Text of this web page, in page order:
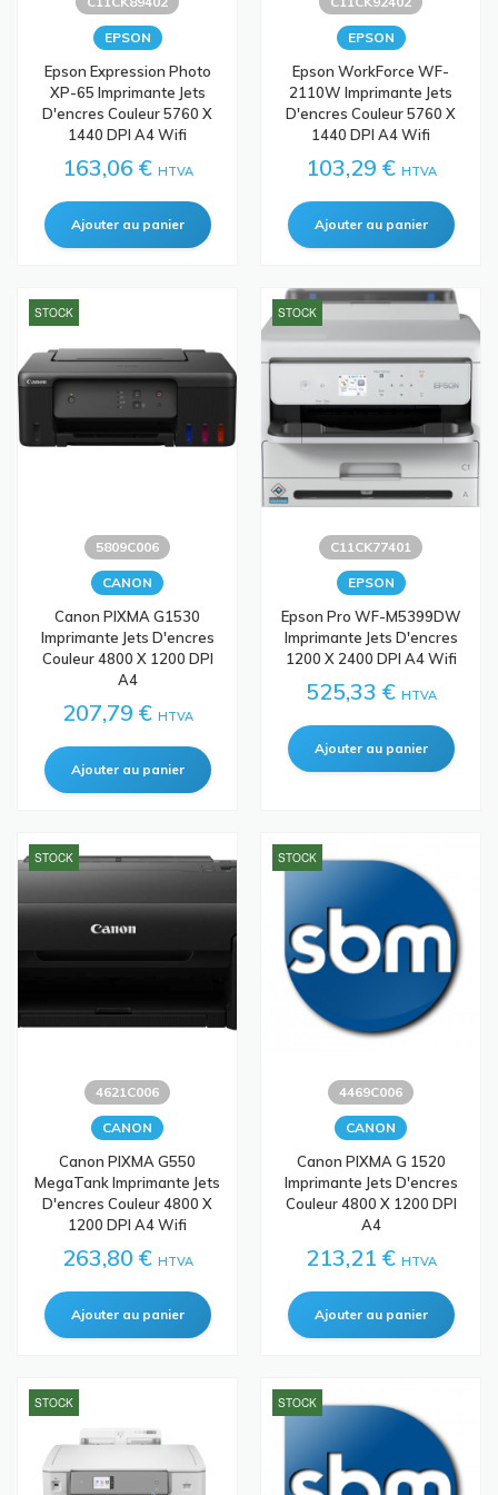
EPSON
Epson Expression Photo
XP-65 Imprimante Jets
D'encres Couleur 5760 X
1440 DPI A4 Wifi
163,06 € HTVA
EPSON
Epson WorkForce WF-
2110W Imprimante Jets
D'encres Couleur 5760 X
1440 DPI A4 Wifi
103,29 € HTVA
STOCK
5809C006
CANON
Canon PIXMA G1530
Imprimante Jets D'encres
Couleur 4800 X 1200 DPI
A4
207,79 € HTVA
STOCK
C11CK77401
EPSON
Epson Pro WF-M5399DW
Imprimante Jets D'encres
1200 X 2400 DPI A4 Wifi
525,33 € HTVA
STOCK
4621C006
CANON
Canon PIXMA G550
MegaTank Imprimante Jets
D'encres Couleur 4800 X
1200 DPI A4 Wifi
263,80 € HTVA
STOCK
4469C006
CANON
Canon PIXMA G 1520
Imprimante Jets D'encres
Couleur 4800 X 1200 DPI
A4
213,21 € HTVA
STOCK STOCK